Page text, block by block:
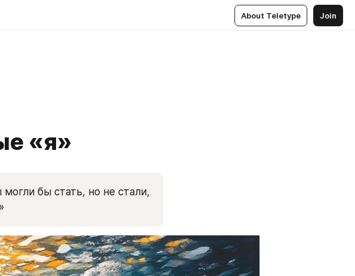
About Teletype Join
«я»
бы стать, но не стали,